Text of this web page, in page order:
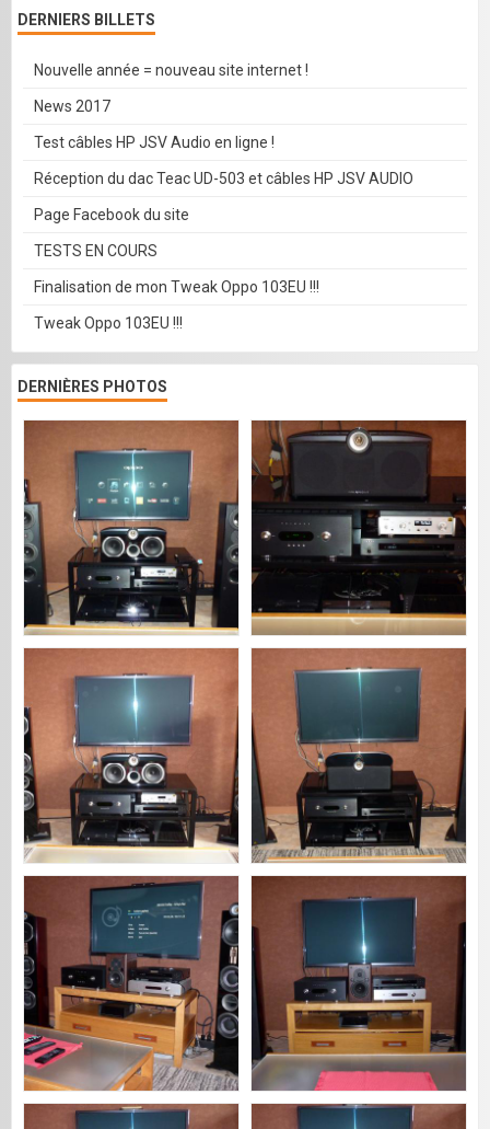
DERNIERS BILLETS
Nouvelle année = nouveau site internet !
News 2017
Test câbles HP JSV Audio en ligne !
Réception du dac Teac UD-503 et câbles HP JSV AUDIO
Page Facebook du site
TESTS EN COURS
Finalisation de mon Tweak Oppo 103EU !!!
Tweak Oppo 103EU !!!
DERNIÈRES PHOTOS